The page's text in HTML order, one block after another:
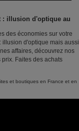
: illusion d'optique au
des économies sur votre
illusion d'optique mais aussi
affaires, découvrez nos
Faites des achats
et boutiques en France et en